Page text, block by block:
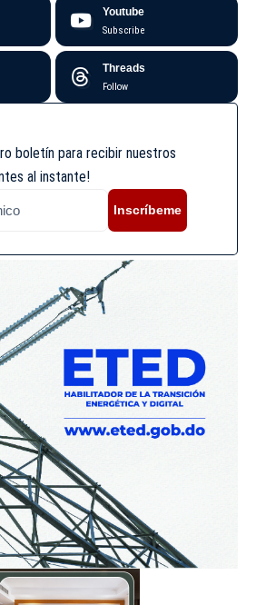
Youtube
Subscribe
Threads
Follow
boletín para recibir nuestros
al instante!
Inscríbeme